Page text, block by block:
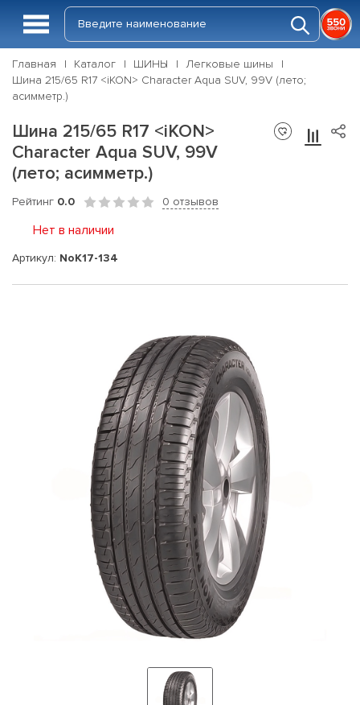
Главная Каталог ШИНЫ
Легковые шины
Шина 215/65 R17 <iKON> Character Aqua SUV, 99V (лето;
асимметр.)
Шина 215/65 R17 <iKON>
Character Aqua SUV, 99V
(лето; асимметр.)
Рейтинг 0.0 0 отзывов
Нет в наличии
Артикул: NoK17-134